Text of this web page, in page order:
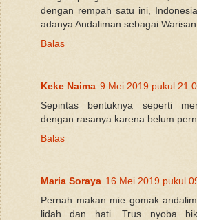
dengan rempah satu ini,
adanya Andaliman sebagai
Balas
Keke Naima 9 Mei 2019 pukul
Sepintas bentuknya seperti
dengan rasanya karena belum
Balas
Maria Soraya 16 Mei 2019 pukul
Pernah makan mie gomak
lidah dan hati. Trus nyoba